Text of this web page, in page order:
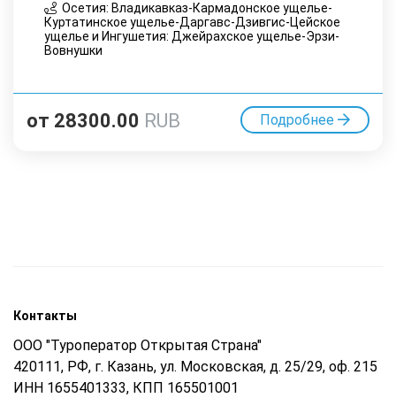
Осетия: Владикавказ-Кармадонское ущелье-
Куртатинское ущелье-Даргавс-Дзивгис-Цейское
ущелье и Ингушетия: Джейрахское ущелье-Эрзи-
Вовнушки
от 28300.00 RUB Подробнее
Контакты
ООО "Туроператор Открытая Страна"
420111, РФ, г. Казань, ул. Московская, д. 25/29, оф. 215
ИНН 1655401333, КПП 165501001